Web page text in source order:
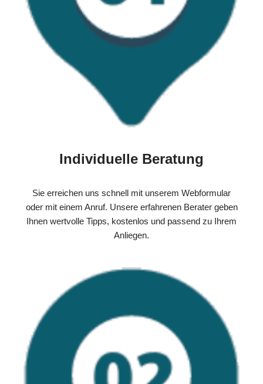
Individuelle Beratung
Sie erreichen uns schnell mit unserem Webformular
oder mit einem Anruf. Unsere erfahrenen Berater geben
Ihnen wertvolle Tipps, kostenlos und passend zu Ihrem
Anliegen.